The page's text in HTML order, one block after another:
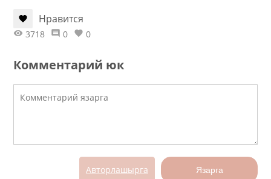
Нравится
3718 0 0
Комментарий юк
Авторлашырга Язарга